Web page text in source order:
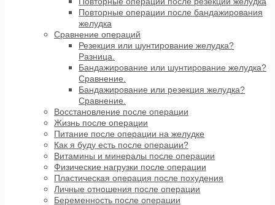
Повторные операции после бандажирования
желудка
Сравнение операций
Резекция или шунтирование желудка?
Разница.
Бандажирование или шунтирование желудка?
Сравнение.
Бандажирование или резекция желудка?
Сравнение.
Восстановление после операции
Жизнь после операции
Питание после операции на желудке
Как я буду есть после операции?
Витамины и минералы после операции
Физические нагрузки после операции
Пластическая операция после похудения
Личные отношения после операции
Беременность после операции